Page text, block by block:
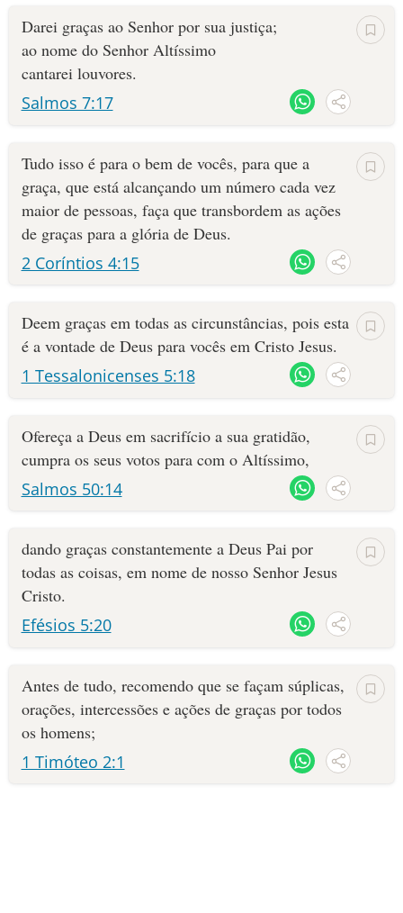
Darei graças ao Senhor por sua justiça;
ao nome do Senhor Altíssimo
cantarei louvores.
Salmos 7:17
Tudo isso é para o bem de vocês, para que a
graça, que está alcançando um número cada vez
maior de pessoas, faça que transbordem as ações
de graças para a glória de Deus.
2 Coríntios 4:15
Deem graças em todas as circunstâncias, pois esta
é a vontade de Deus para vocês em Cristo Jesus.
1 Tessalonicenses 5:18
Ofereça a Deus em sacrifício a sua gratidão,
cumpra os seus votos para com o Altíssimo,
Salmos 50:14
dando graças constantemente a Deus Pai por
todas as coisas, em nome de nosso Senhor Jesus
Cristo.
Efésios 5:20
Antes de tudo, recomendo que se façam súplicas,
orações, intercessões e ações de graças por todos
os homens;
1 Timóteo 2:1